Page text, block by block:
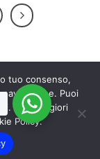
| tel:+39 349 702
Cookie Policy
CWDesign Web
tuo consenso,
Puoi
Per maggiori
Policy.